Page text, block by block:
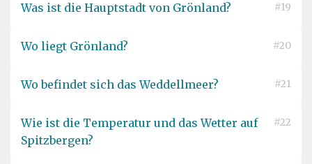
Was ist die Hauptstadt von Grönland? #19
Wo liegt Grönland? #20
Wo befindet sich das Weddellmeer? #21
Wie ist die Temperatur und das Wetter auf
Spitzbergen?
#22